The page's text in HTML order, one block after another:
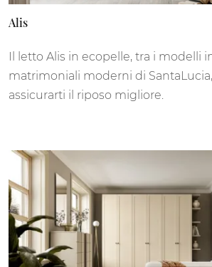
Alis
Il letto Alis in ecopelle, tra i modelli
matrimoniali moderni di
assicurarti il riposo migliore.